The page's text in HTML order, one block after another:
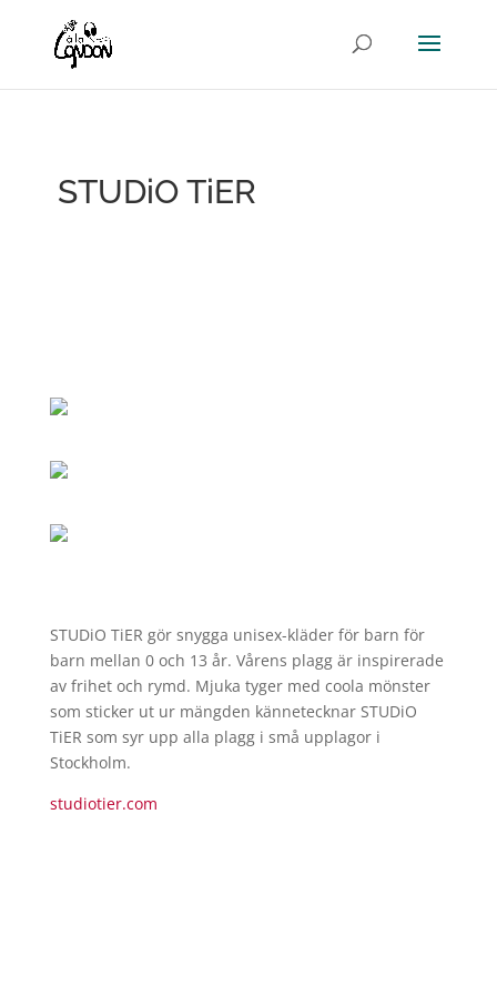
STUDiO TiER
STUDiO TiER gör snygga unisex-kläder för barn för
barn mellan 0 och 13 år. Vårens plagg är inspirerade
av frihet och rymd. Mjuka tyger med coola mönster
som sticker ut ur mängden kännetecknar STUDiO
TiER som syr upp alla plagg i små upplagor i
Stockholm.
studiotier.com